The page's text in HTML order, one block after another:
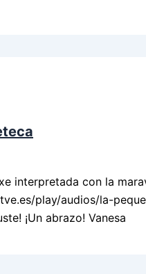
interpretada con la
play/audios/la-
¡Un abrazo! Vanesa